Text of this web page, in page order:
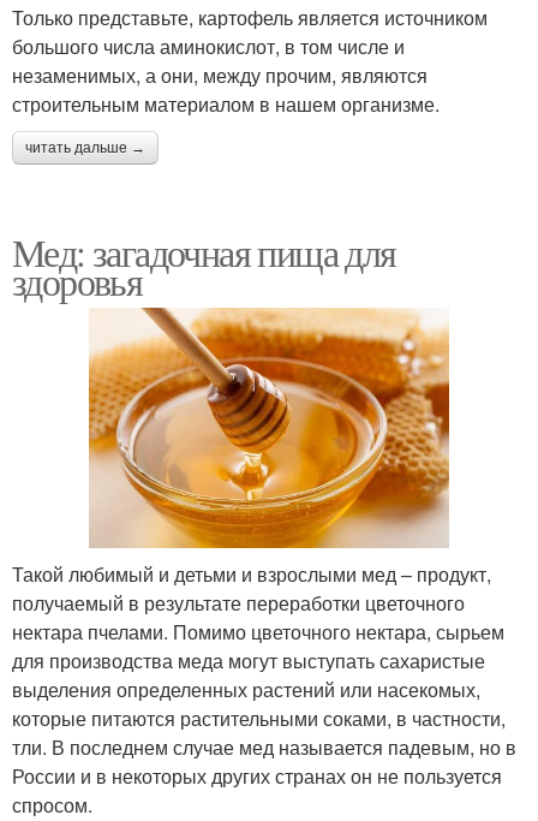
Только представьте, картофель является источником
большого числа аминокислот, в том числе и
незаменимых, а они, между прочим, являются
строительным материалом в нашем организме.
читать дальше →
Мед: загадочная пища для
здоровья
Такой любимый и детьми и взрослыми мед – продукт,
получаемый в результате переработки цветочного
нектара пчелами. Помимо цветочного нектара, сырьем
для производства меда могут выступать сахаристые
выделения определенных растений или насекомых,
которые питаются растительными соками, в частности,
тли. В последнем случае мед называется падевым, но в
России и в некоторых других странах он не пользуется
спросом.